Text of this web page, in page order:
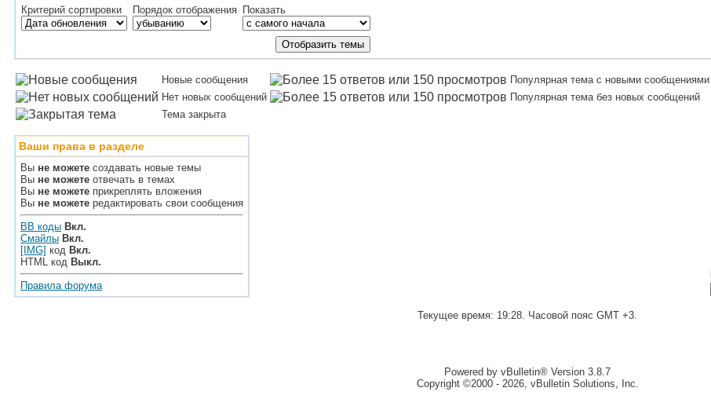
Критерий сортировки Порядок отображения Показать
Новые сообщения
Популярная тема с новыми сообщениями
Нет новых сообщений
Популярная тема без новых сообщений
Тема закрыта
Ваши права в разделе
Вы не можете создавать новые темы
Вы не можете отвечать в темах
Вы не можете прикреплять вложения
Вы не можете редактировать свои сообщения
BB коды Вкл.
Смайлы Вкл.
[IMG] код Вкл.
HTML код Выкл.
Правила форума
Текущее время: 19:28. Часовой пояс GMT +3.
Powered by vBulletin® Version 3.8.7
Copyright ©2000 - 2026, vBulletin Solutions, Inc.